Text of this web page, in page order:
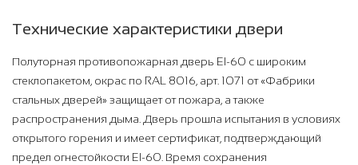
Технические характеристики двери
Полуторная противопожарная дверь EI-60 с широким
стеклопакетом, окрас по RAL 8016, арт. 1071 от «Фабрики
стальных дверей» защищает от пожара, а также
распространения дыма. Дверь прошла испытания в условиях
открытого горения и имеет сертификат, подтверждающий
предел огнестойкости EI-60. Время сохранения